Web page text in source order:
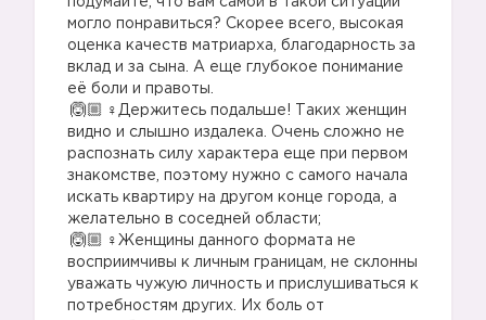
могло понравиться? Скорее всего, высокая
оценка качеств матриарха, благодарность за
вклад и за сына. А еще глубокое понимание
её боли и правоты.
‍♀️Держитесь подальше! Таких женщин
видно и слышно издалека. Очень сложно не
распознать силу характера еще при первом
знакомстве, поэтому нужно с самого начала
искать квартиру на другом конце города, а
желательно в соседней области;
‍♀️Женщины данного формата не
восприимчивы к личным границам, не склонны
уважать чужую личность и прислушиваться к
потребностям других. Их боль от